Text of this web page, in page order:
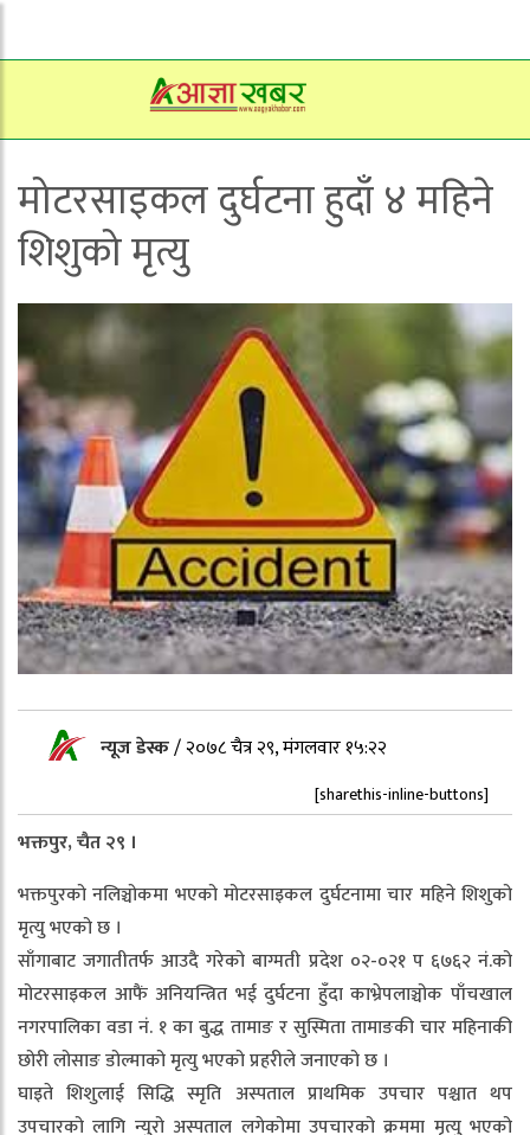
मोटरसाइकल दुर्घटना हुदाँ ४ महिने
शिशुको मृत्यु
न्यूज डेस्क/२०७८ चैत्र २९, मंगलवार १५:२२
[sharethis-inline-buttons]
भक्तपुर, चैत २९ ।
भक्तपुरको नलिञ्चोकमा भएको मोटरसाइकल दुर्घटनामा चार महिने शिशुको
मृत्यु भएको छ ।
साँगाबाट जगातीतर्फ आउदै गरेको बाग्मती प्रदेश ०२-०२१ प ६७६२ नं.को
मोटरसाइकल आफैं अनियन्त्रित भई दुर्घटना हुँदा काभ्रेपलाञ्चोक पाँचखाल
नगरपालिका वडा नं. १ का बुद्ध तामाङ र सुस्मिता तामाङकी चार महिनाकी
छोरी लोसाङ डोल्माको मृत्यु भएको प्रहरीले जनाएको छ ।
घाइते शिशुलाई सिद्धि स्मृति अस्पताल प्राथमिक उपचार पश्चात थप
उपचारको लागि न्युरो अस्पताल लगेकोमा उपचारको क्रममा मृत्यु भएको